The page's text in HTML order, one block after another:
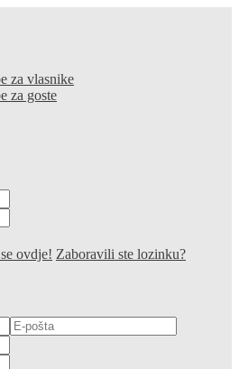
za vlasnike
za goste
ovdje! Zaboravili ste lozinku?